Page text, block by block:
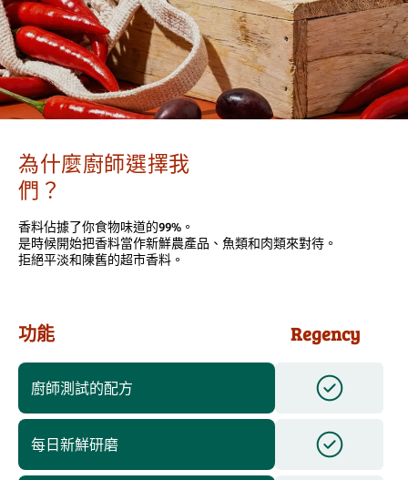
為什麼廚師選擇我
們？
香料佔據了你食物味道的99%。
是時候開始把香料當作新鮮農產品、魚類和肉類來對待。
拒絕平淡和陳舊的超市香料。
功能 Regency
廚師測試的配方
每日新鮮研磨